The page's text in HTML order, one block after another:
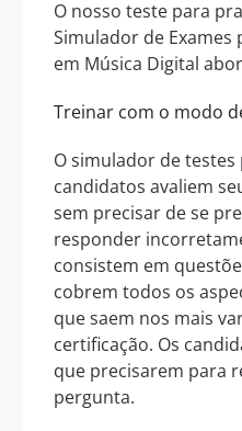
O nosso teste para
Simulador de Exames
em Música Digital
Treinar com o modo
O simulador de
candidatos avaliem
sem precisar de se
responder
consistem em
cobrem todos os
que saem nos mais
certificação. Os
que precisarem para
pergunta.